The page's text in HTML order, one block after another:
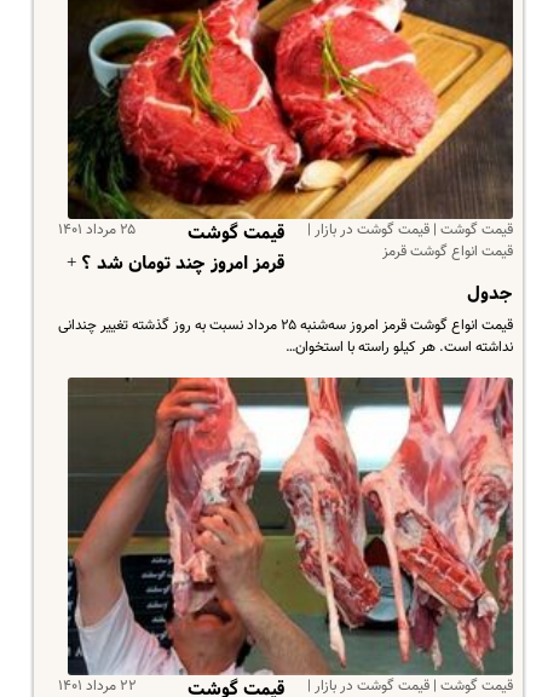
قیمت گوشت | قیمت گوشت در بازار |
قیمت انواع گوشت قرمز
۲۵ مرداد ۱۴۰۱
قیمت گوشت
قرمز امروز چند تومان شد ؟ +
جدول
قیمت انواع گوشت قرمز امروز سه‌شنبه ۲۵ مرداد نسبت به روز گذشته تغییر چندانی
نداشته است. هر کیلو راسته با استخوان…
قیمت گوشت | قیمت گوشت در بازار |
۲۲ مرداد ۱۴۰۱
قیمت گوشت